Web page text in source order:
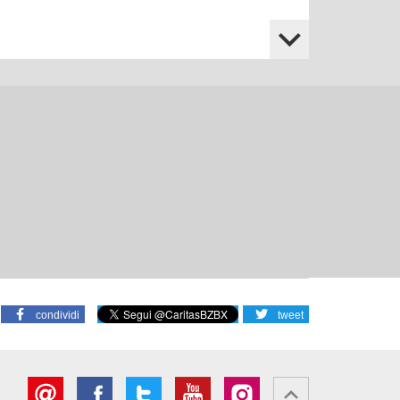
pastorali parrocchiali
Testamento
condividi tweet